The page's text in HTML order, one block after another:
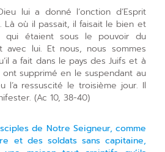
lui a donné l’onction d’Esprit
Là où il passait, il faisait le bien et
qui étaient sous le pouvoir du
lui. Et nous, nous sommes
a fait dans le pays des Juifs et à
ont supprimé en le suspendant au
l’a ressuscité le troisième jour. Il
(Ac 10, 38-40)
de Notre Seigneur, comme
et des soldats sans capitaine,